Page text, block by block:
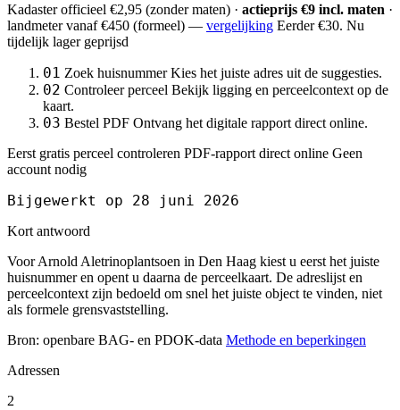
Kadaster officieel €2,95 (zonder maten) · actieprijs €9 incl. maten ·
landmetervanaf €450 (formeel) — vergelijking Eerder €30. Nu
tijdelijk lager geprijsd
01 Zoek huisnummer Kies het juiste adres uit de suggesties.
02 Controleer perceel Bekijk ligging en perceelcontext op de
kaart.
03 Bestel PDF Ontvang het digitale rapport direct online.
Eerst gratis perceel controleren PDF-rapport direct online Geen
account nodig
Bijgewerkt op 28 juni 2026
Kort antwoord
Voor Arnold Aletrinoplantsoen in Den Haag kiest u eerst het juiste
huisnummer en opent u daarna de perceelkaart. De adreslijst en
perceelcontext zijn bedoeld om snel het juiste object te vinden, niet
als formele grensvaststelling.
Bron: openbare BAG- en PDOK-data Methode en beperkingen
Adressen
2